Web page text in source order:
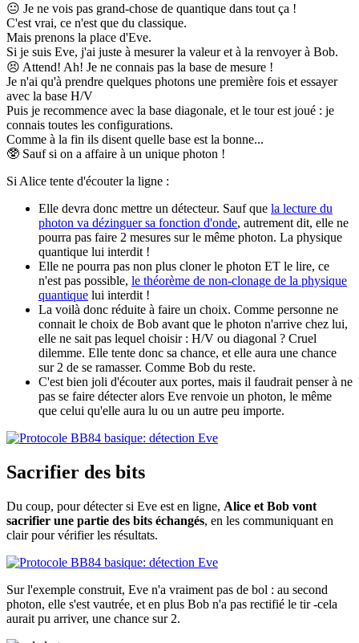
😐 Je ne vois pas grand-chose de quantique dans tout ça !
C'est vrai, ce n'est que du classique.
Mais prenons la place d'Eve.
Si je suis Eve, j'ai juste à mesurer la valeur et à la renvoyer à Bob.
😣 Attend! Ah! Je ne connais pas la base de mesure !
Je n'ai qu'à prendre quelques photons une première fois et essayer
avec la base H/V
Puis je recommence avec la base diagonale, et le tour est joué : je
connais toutes les configurations.
Comme à la fin ils disent quelle base est la bonne...
🥸 Sauf si on a affaire à un unique photon !
Si Alice tente d'écouter la ligne :
Elle devra donc mettre un détecteur. Sauf que la lecture du
photon va dézinguer sa fonction d'onde, autrement dit, elle ne
pourra pas faire 2 mesures sur le même photon. La physique
quantique lui interdit !
Elle ne pourra pas non plus cloner le photon ET le lire, ce
n'est pas possible, le théorème de non-clonage de la physique
quantique lui interdit !
La voilà donc réduite à faire un choix. Comme personne ne
connait le choix de Bob avant que le photon n'arrive chez lui,
elle ne sait pas lequel choisir : H/V ou diagonal ? Cruel
dilemme. Elle tente donc sa chance, et elle aura une chance
sur 2 de se ramasser. Comme Bob du reste.
C'est bien joli d'écouter aux portes, mais il faudrait penser à ne
pas se faire détecter alors Eve renvoie un photon, le même
que celui qu'elle aura lu ou un autre peu importe.
Sacrifier des bits
Du coup, pour détecter si Eve est en ligne, Alice et Bob vont
sacrifier une partie des bits échangés, en les communiquant en
clair pour vérifier les résultats.
Sur l'exemple construit, Eve n'a vraiment pas de bol : au second
photon, elle s'est vautrée, et en plus Bob n'a pas rectifié le tir -cela
aurait pu arriver, une chance sur 2.